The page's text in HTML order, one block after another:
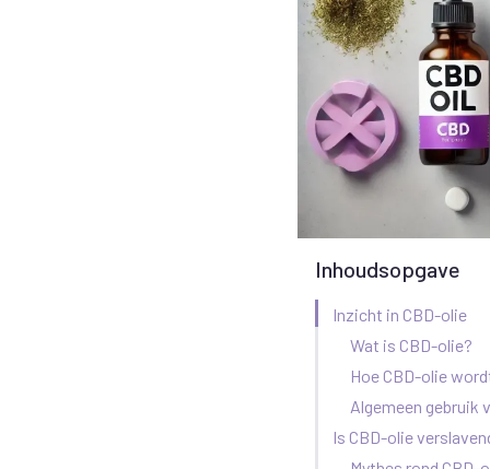
Inhoudsopgave
Inzicht in CBD-olie
Wat is CBD-olie?
Hoe CBD-olie
Algemeen gebruik
Is CBD-olie